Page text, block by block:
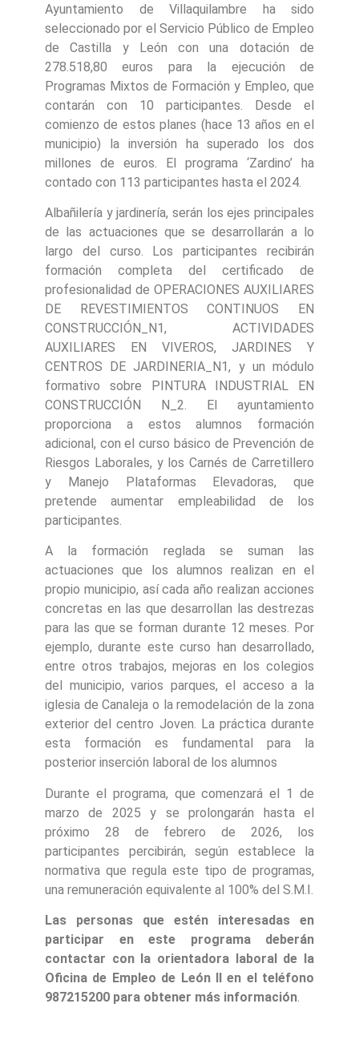
Ayuntamiento de Villaquilambre ha sido
seleccionado por el Servicio Público de Empleo
de Castilla y León con una dotación de
278.518,80 euros para la ejecución de
Programas Mixtos de Formación y Empleo, que
contarán con 10 participantes. Desde el
comienzo de estos planes (hace 13 años en el
municipio) la inversión ha superado los dos
millones de euros. El programa ‘Zardino’ ha
contado con 113 participantes hasta el 2024.
Albañilería y jardinería, serán los ejes principales
de las actuaciones que se desarrollarán a lo
largo del curso. Los participantes recibirán
formación completa del certificado de
profesionalidad de OPERACIONES AUXILIARES
DE REVESTIMIENTOS CONTINUOS EN
CONSTRUCCIÓN_N1, ACTIVIDADES
AUXILIARES EN VIVEROS, JARDINES Y
CENTROS DE JARDINERIA_N1, y un módulo
formativo sobre PINTURA INDUSTRIAL EN
CONSTRUCCIÓN N_2. El ayuntamiento
proporciona a estos alumnos formación
adicional, con el curso básico de Prevención de
Riesgos Laborales, y los Carnés de Carretillero
y Manejo Plataformas Elevadoras, que
pretende aumentar empleabilidad de los
participantes.
A la formación reglada se suman las
actuaciones que los alumnos realizan en el
propio municipio, así cada año realizan acciones
concretas en las que desarrollan las destrezas
para las que se forman durante 12 meses. Por
ejemplo, durante este curso han desarrollado,
entre otros trabajos, mejoras en los colegios
del municipio, varios parques, el acceso a la
iglesia de Canaleja o la remodelación de la zona
exterior del centro Joven. La práctica durante
esta formación es fundamental para la
posterior inserción laboral de los alumnos
Durante el programa, que comenzará el 1 de
marzo de 2025 y se prolongarán hasta el
próximo 28 de febrero de 2026, los
participantes percibirán, según establece la
normativa que regula este tipo de programas,
una remuneración equivalente al 100% del S.M.I.
Las personas que estén interesadas en
participar en este programa deberán
contactar con la orientadora laboral de la
Oficina de Empleo de León II en el teléfono
987215200 para obtener más información.